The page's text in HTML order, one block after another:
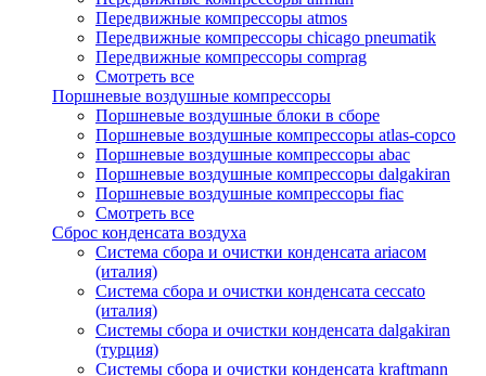
Передвижные компрессоры atmos
Передвижные компрессоры chicago pneumatik
Передвижные компрессоры comprag
Смотреть все
Поршневые воздушные компрессоры
Поршневые воздушные блоки в сборе
Поршневые воздушные компрессоры atlas-copco
Поршневые воздушные компрессоры abac
Поршневые воздушные компрессоры dalgakiran
Поршневые воздушные компрессоры fiac
Смотреть все
Сброс конденсата воздуха
Система сбора и очистки конденсата ariacом
(италия)
Система сбора и очистки конденсата ceccato
(италия)
Системы сбора и очистки конденсата dalgakiran
(турция)
Системы сбора и очистки конденсата kraftmann